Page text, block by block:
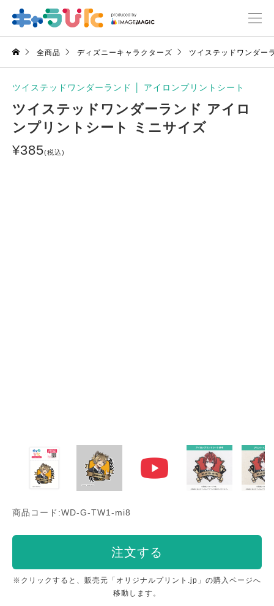
全商品 ディズニーキャラクターズ ツイステッドワンダー
ツイステッドワンダーランド アイロンプリントシート
ツイステッドワンダーランド アイロ
ンプリントシート ミニサイズ
¥385(税込)
商品コード:WD-G-TW1-mi8
注文する
※クリックすると、販売元「オリジナルプリント.jp」の購入ページへ
移動します。